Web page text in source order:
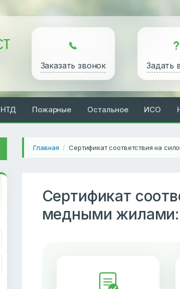
Заказать звонок Задать
НТД Пожарные Остальное ИСО
Главная / Сертификат соответствия на
Сертификат
медными жилами: